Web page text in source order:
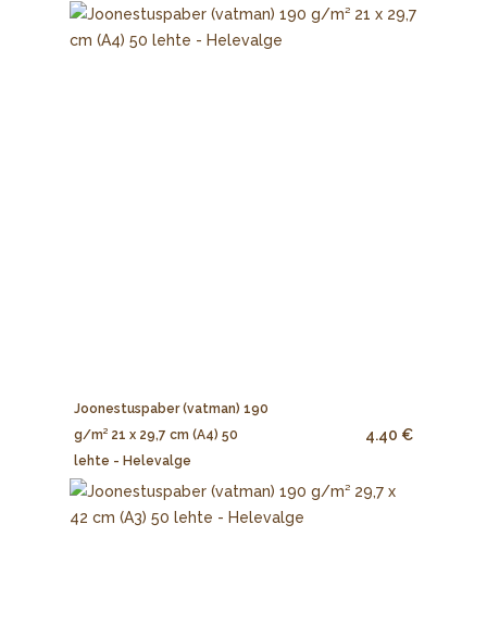
Joonestuspaber (vatman) 190
g/m² 21 x 29,7 cm (A4) 50
lehte - Helevalge
4.40 €